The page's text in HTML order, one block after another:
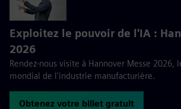
Exploitez le pouvoir de l'IA :
2026
Rendez-nous visite à Hannover Messe 2026,
mondial de l'industrie manufacturière.
Obtenez votre billet gratuit